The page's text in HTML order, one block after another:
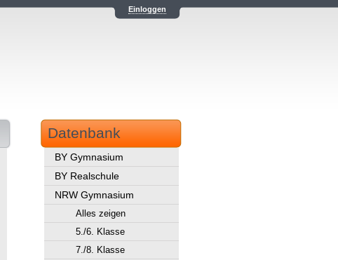
Einloggen
Datenbank
BY Gymnasium
BY Realschule
NRW Gymnasium
Alles zeigen
5./6. Klasse
7./8. Klasse